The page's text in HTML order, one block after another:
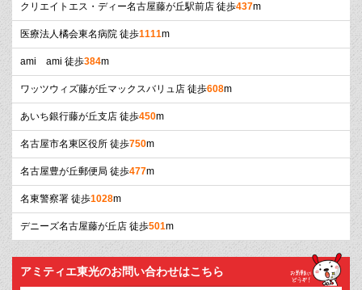
クリエイトエス・ディー名古屋藤が丘駅前店 徒歩437m
医療法人橘会東名病院 徒歩1111m
ami ami 徒歩384m
ワッツウィズ藤が丘マックスバリュ店 徒歩608m
あいち銀行藤が丘支店 徒歩450m
名古屋市名東区役所 徒歩750m
名古屋豊が丘郵便局 徒歩477m
名東警察署 徒歩1028m
デニーズ名古屋藤が丘店 徒歩501m
アミティエ東光のお問い合わせはこちら